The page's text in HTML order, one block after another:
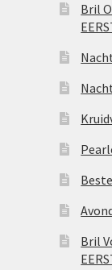
Bril
Bril